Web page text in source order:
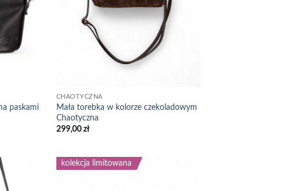
paskami
CHAOTYCZNA
Mała torebka w kolorze czekoladowym
Chaotyczna
299,00 zł
kolekcja limitowana